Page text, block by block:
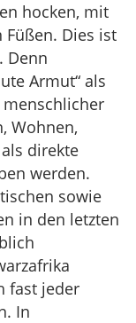
hocken, mit
Füßen. Dies ist
Denn
Armut“ als
Wohnen,
direkte
werden.
sowie
in den letzten
fast jeder
In